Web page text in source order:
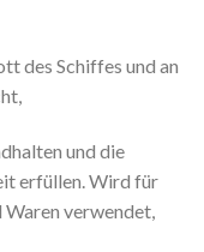
des Schiffes und an
und die
erfüllen. Wird für
Waren verwendet,